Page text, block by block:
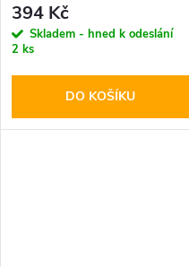
Iconband Army Green
394 Kč
Skladem - hned k odeslání
2 ks
DO KOŠÍKU